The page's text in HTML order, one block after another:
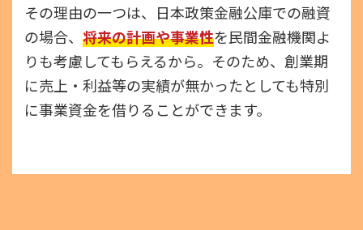
その理由の一つは、日本政策金融公庫での融資
の場合、 将来の計画や事業性を民間金融機関よ
りも考慮してもらえるから。そのため、創業期
に売上・利益等の実績が無かったとしても特別
に事業資金を借りることができます。